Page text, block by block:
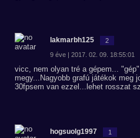
lakmarbh125 2
9 éve | 2017. 02. 09. 18:55:01
vicc, nem olyan tré a gépem...
megy...Nagyobb grafú játékok meg
30fpsem van ezzel...lehet rosszat
hogsuolg1997 1